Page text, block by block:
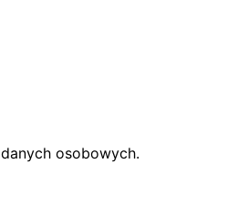
osobowych.